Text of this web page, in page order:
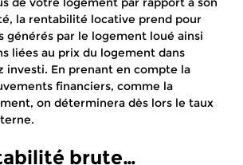
la rentabilité locative prend pour
générés par le logement loué ainsi
liées au prix du logement dans
investi. En prenant en compte la
financiers, comme la
on déterminera dès lors le taux
brute…